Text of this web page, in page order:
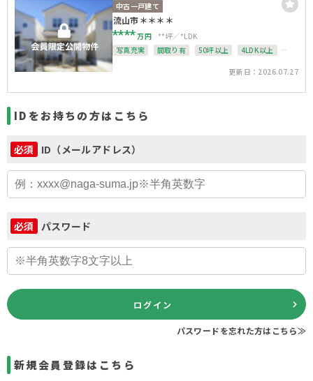
中古一戸建て
流山市＊＊＊＊
****万円 **坪
*LDK
写真充実
間取り有 50坪以上
4LDK以上
更新日：2026.07.27
IDをお持ちの方はこちら
必須 ID（メールアドレス）
必須 パスワード
ログイン
パスワードを忘れた方はこちら≫
新規会員登録はこちら